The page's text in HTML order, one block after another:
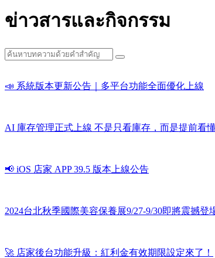
ข่าวสารและกิจกรรม
📣 系統版本更新公告｜多平台功能全面優化上線
AI 庫存管理正式上線 不是只看庫存，而是提前看
📢 iOS 店家 APP 39.5 版本上線公告
2024台北秋季國際美容保養展9/27-9/30即將震撼登
🚀 店家後台功能升級：紅利金有效期限設定來了！